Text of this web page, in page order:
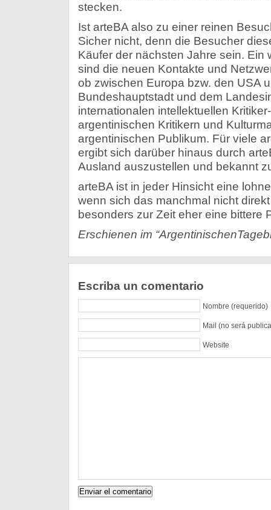
stecken.
Ist arteBA also zu einer reinen
Sicher nicht, denn die Besucher
Käufer der nächsten Jahre sein. Ein
sind die neuen Kontakte und
ob zwischen Europa bzw. den USA
Bundeshauptstadt und dem
internationalen intellektuellen
argentinischen Kritikern und
argentinischen Publikum. Für viele
ergibt sich darüber hinaus durch
Ausland auszustellen und bekannt
arteBA ist in jeder Hinsicht eine
wenn sich das manchmal nicht
besonders zur Zeit eher eine bittere
Erschienen im
Escriba un comentario
Nombre (requerido)
Mail (no será
Website